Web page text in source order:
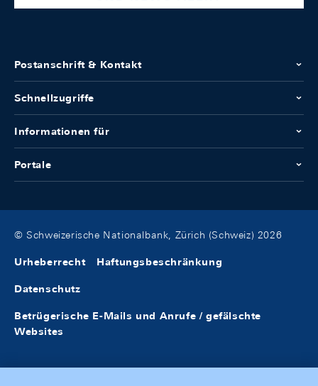
Postanschrift & Kontakt
Schnellzugriffe
Informationen für
Portale
© Schweizerische Nationalbank, Zürich (Schweiz) 2026
Urheberrecht Haftungsbeschränkung
Datenschutz
Betrügerische E-Mails und Anrufe / gefälschte
Websites